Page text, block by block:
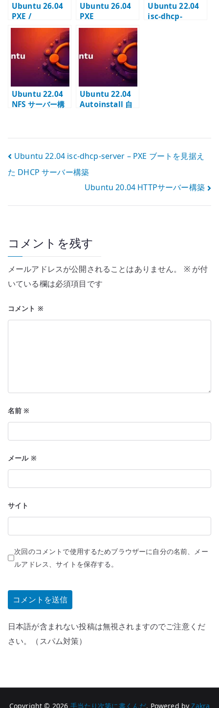
Ubuntu 26.04
PXE /
Autoinstall の
DHCP / TFTP /
HTTP を連携さ
せる
Ubuntu 26.04
PXE
autoinstall の
DHCP / TFTP /
NoCloud で自動
インストールす
Ubuntu 22.04
isc-dhcp-
Ubuntu 22.04
NFS サーバー構
Ubuntu 22.04
Autoinstall 自
投
稿
ゲ
ー
シ
ン
Ubuntu 22.04 isc-dhcp-server – PXE ブートを見据え
た DHCP サーバー構築
Ubuntu 20.04 HTTPサーバー構築
コメントを残す
メールアドレスが公開されることはありません。 ※が付
いている欄は必須項目です
コメント ※
名前※
メール ※
サイト
次回のコメントで使用するためブラウザーに自分の名前、メー
ルアドレス、サイトを保存する。
日本語が含まれない投稿は無視されますのでご注意くだ
さい。（スパム対策）
Copyright © 2026 手当たり次第に書くんだ. Powered byZakra